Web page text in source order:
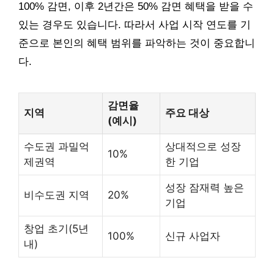
100% 감면, 이후 2년간은 50% 감면 혜택을 받을 수
있는 경우도 있습니다. 따라서 사업 시작 연도를 기
준으로 본인의 혜택 범위를 파악하는 것이 중요합니
다.
지역
감면율
(예시)
주요 대상
수도권 과밀억
제권역
10%
상대적으로 성장
한 기업
비수도권 지역 20%
성장 잠재력 높은
기업
창업 초기(5년
내)
100% 신규 사업자